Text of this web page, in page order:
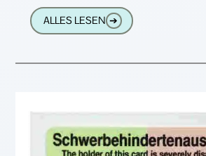
Schwerhörig
Schwerbehinderung ist die
wenn diese auf einem
ALLES LESEN ➔